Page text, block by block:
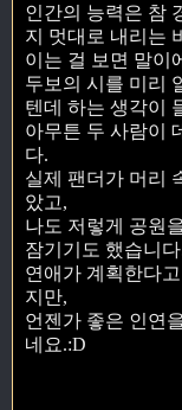
인간의 능력은 참
지 멋대로 내리는
이는 걸 보면 말이
두보의 시를 미리
텐데 하는 생각이
아무튼 두 사람이
다.
실제 팬더가 머리
았고,
나도 저렇게 공원
잠기기도 했습니
연애가 계획한다
지만,
언젠가 좋은 인연
네요.:D